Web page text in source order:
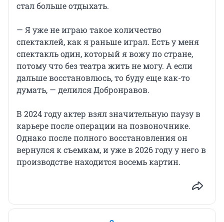
стал больше отдыхать.
— Я уже не играю такое количество
спектаклей, как я раньше играл. Есть у меня
спектакль один, который я вожу по стране,
потому что без театра жить не могу. А если
дальше восстановлюсь, то буду еще как-то
думать, — делился Добронравов.
В 2024 году актер взял значительную паузу в
карьере после операции на позвоночнике.
Однако после полного восстановления он
вернулся к съемкам, и уже в 2026 году у него в
производстве находится восемь картин.